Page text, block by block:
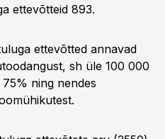
ettevõtteid 893.
ettevõtted annavad
sh üle 100 000
ning nendes